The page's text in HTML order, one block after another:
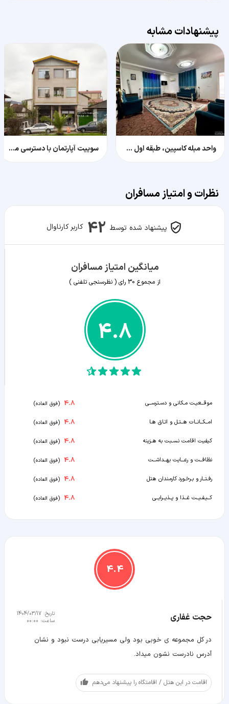
پیشنهادات مشابه
واحد مبله کاسپین، طبقه اول در ساحل گیسوم سوییت آپارتمان با دسترسی مناسب ، کولر دار
نظرات و امتیاز مسافران
پیشنهاد شده توسط 42 کاربر کارناوال
میانگین امتیاز مسافران
از مجموع 30 رای ( نظرسنجی تلفنی )
4.8
موقــعیـت مـکانی و دسـترســی 4.8
(فوق العاده)
امــکــانــات هــتـل و اتـاق هـا 4.8
(فوق العاده)
کیفیت اقامت نسـبت به هـزینه 4.8
(فوق العاده)
نظافــت و رعـــایت بهــداشــت 4.8
(فوق العاده)
رفـتــار و بـرخـورد کارمندان هتل 4.8
(فوق العاده)
کــیـفـیــت غــذا و پــذیــرایــی 4.8
(فوق العاده)
4.4
حجت غفاری تاریخ: 1404/03/17
ساعت: 00:00
در کل مجموعه ی خوبی بود ولی مسیریابی درست نبود و نشان
آدرس نادرست نشون میداد.
اقامت در این هتل / اقامتگاه را پیشنهاد می‌دهم